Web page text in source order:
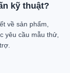
kỹ thuật?
về sản phẩm,
yêu cầu mẫu thử,